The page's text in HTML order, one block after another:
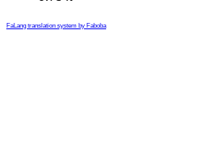
FaLang translation system by Faboba